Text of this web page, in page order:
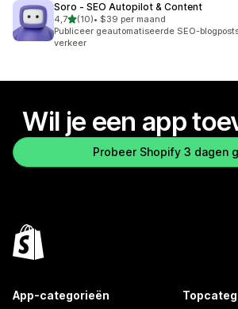
Soro ‑ SEO Autopilot & Content
4,7van 5 sterren
(10)
10 recensies in totaal
• $39 per maand
Publiceer geautomatiseerde SEO-
verkeer
Wil je een app
Probeer Shopify 3 dagen
App-categorieën